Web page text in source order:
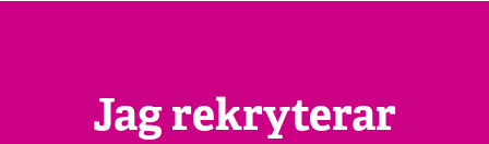
Jag rekryterar